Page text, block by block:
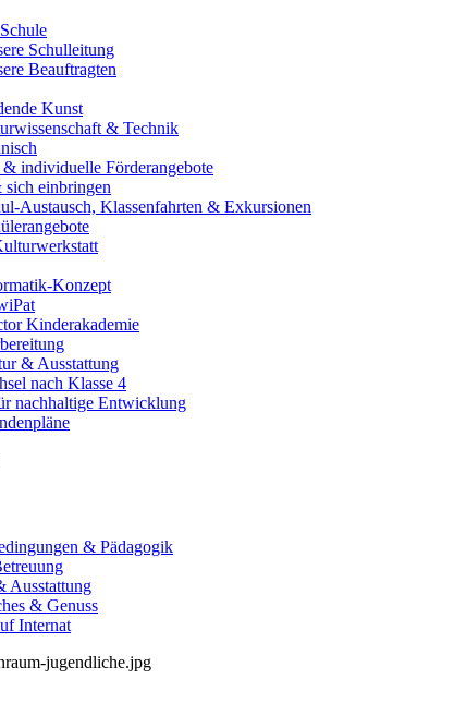
Schulleitung
Beauftragten
Kunst
& Technik
& individuelle Förderangebote
sich einbringen
Austausch, Klassenfahrten & Exkursionen
Konzept
Kinderakademie
& Ausstattung
nach Klasse 4
nachhaltige Entwicklung
& Pädagogik
Ausstattung
& Genuss
Internat